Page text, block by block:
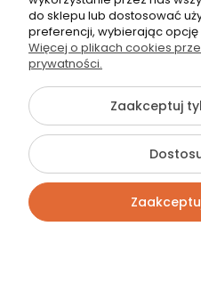
do sklepu lub dostosować
preferencji, wybierając opcję
Więcej o plikach cookies
prywatności.
Zaakceptuj